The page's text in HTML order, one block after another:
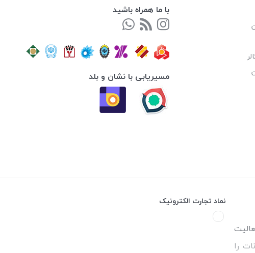
با ما همراه باشید
مسیریابی با نشان و بلد
نیاز برای سلامتی و رفاه سگ و گربه خانگی است. فروشگاه انیمالکده از سال 98 فعالیت
را
نماد تجارت الکترونیک